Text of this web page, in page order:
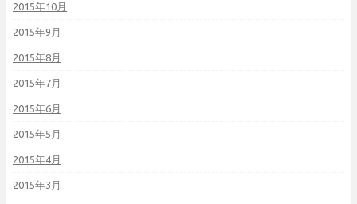
2015年10月
2015年9月
2015年8月
2015年7月
2015年6月
2015年5月
2015年4月
2015年3月